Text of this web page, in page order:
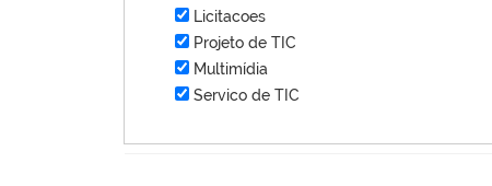
Licitacoes
Projeto de TIC
Multimídia
Servico de TIC